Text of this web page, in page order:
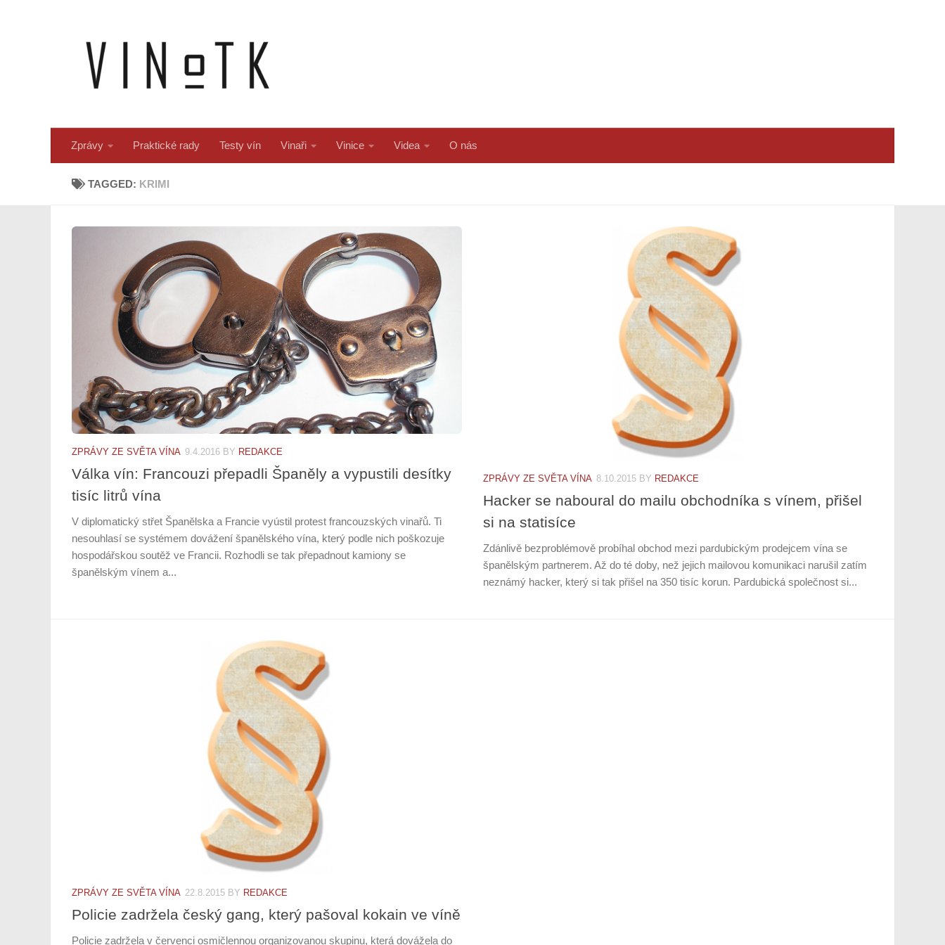
Zprávy Praktické rady Testy vín Vinaři Vinice Videa O nás
TAGGED: KRIMI
ZPRÁVY ZE SVĚTA VÍNA 9.4.2016 BY REDAKCE
Válka vín: Francouzi přepadli Španěly a vypustili desítky
tisíc litrů vína
V diplomatický střet Španělska a Francie vyústil protest francouzských vinařů. Ti
nesouhlasí se systémem dovážení španělského vína, který podle nich poškozuje
hospodářskou soutěž ve Francii. Rozhodli se tak přepadnout kamiony se
španělským vínem a...
ZPRÁVY ZE SVĚTA VÍNA 8.10.2015 BY REDAKCE
Hacker se naboural do mailu obchodníka s vínem, přišel
si na statisíce
Zdánlivě bezproblémově probíhal obchod mezi pardubickým prodejcem vína se
španělským partnerem. Až do té doby, než jejich mailovou komunikaci narušil zatím
neznámý hacker, který si tak přišel na 350 tisíc korun. Pardubická společnost si...
ZPRÁVY ZE SVĚTA VÍNA 22.8.2015 BY REDAKCE
Policie zadržela český gang, který pašoval kokain ve víně
Policie zadržela v červenci osmičlennou organizovanou skupinu, která dovážela do